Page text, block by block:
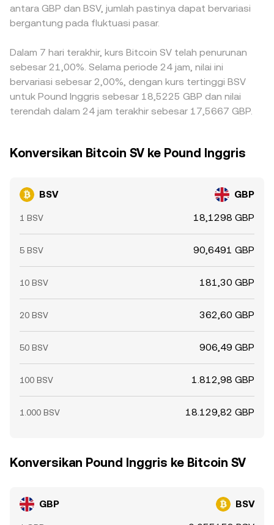
antara GBP dan BSV, jumlah pastinya dapat bervariasi
bergantung pada fluktuasi pasar.
Dalam 7 hari terakhir, kurs Bitcoin SV telah penurunan
sebesar 21,00%. Selama periode 24 jam, nilai ini
bervariasi sebesar 2,00%, dengan kurs tertinggi BSV
untuk Pound Inggris sebesar 18,5225 GBP dan nilai
terendah dalam 24 jam terakhir sebesar 17,5667 GBP.
Konversikan Bitcoin SV ke Pound Inggris
BSV GBP
1 BSV 18,1298 GBP
5 BSV 90,6491 GBP
10 BSV 181,30 GBP
20 BSV 362,60 GBP
50 BSV 906,49 GBP
100 BSV 1.812,98 GBP
1.000 BSV 18.129,82 GBP
Konversikan Pound Inggris ke Bitcoin SV
GBP BSV